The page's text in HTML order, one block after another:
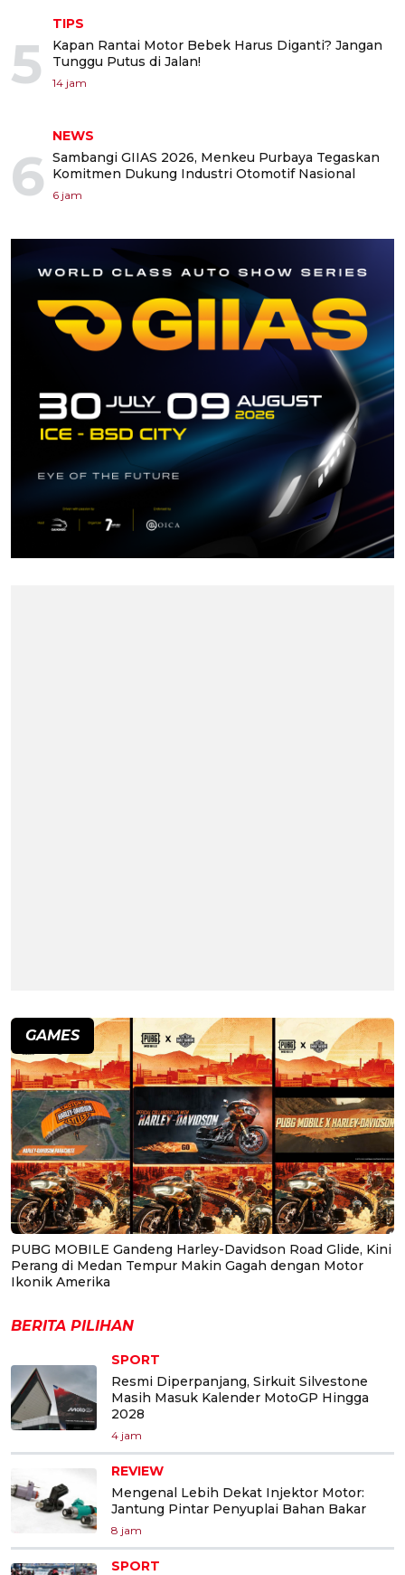
5
TIPS
Kapan Rantai Motor Bebek Harus Diganti? Jangan
Tunggu Putus di Jalan!
14 jam
6
NEWS
Sambangi GIIAS 2026, Menkeu Purbaya Tegaskan
Komitmen Dukung Industri Otomotif Nasional
6 jam
GAMES
PUBG MOBILE Gandeng Harley-Davidson Road Glide, Kini
Perang di Medan Tempur Makin Gagah dengan Motor
Ikonik Amerika
BERITA PILIHAN
SPORT
Resmi Diperpanjang, Sirkuit Silvestone
Masih Masuk Kalender MotoGP Hingga
2028
4 jam
REVIEW
Mengenal Lebih Dekat Injektor Motor:
Jantung Pintar Penyuplai Bahan Bakar
8 jam
SPORT